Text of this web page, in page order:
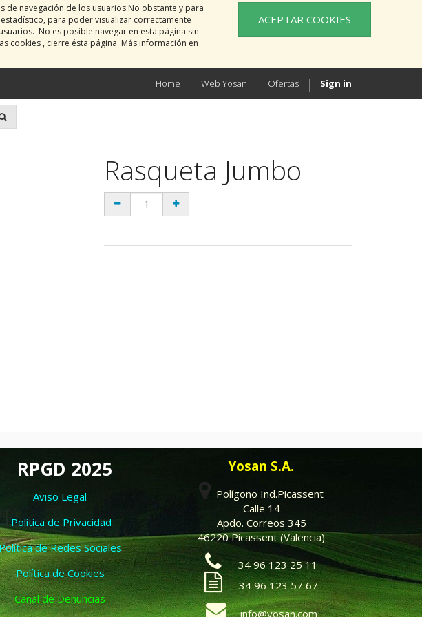
navegación de los usuarios.No obstante y para
para poder visualizar correctamente
No es posible navegar en esta página sin
cookies , cierre ésta página. Más información en
ACEPTAR COOKIES
Home Web Yosan Ofertas Sign in
Rasqueta Jumbo
RPGD 2025
Aviso Legal
Política de Privacidad
de Redes Sociales
Política de Cookies
Canal de Denuncias
Yosan S.A.
Polígono Ind.Picassent
Calle 14
Apdo. Correos 345
46220 Picassent (Valencia)
34 96 123 25 11
34 96 123 57 67
info@yosan.com